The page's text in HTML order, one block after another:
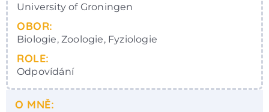
University of Groningen
OBOR:
Biologie, Zoologie, Fyziologie
ROLE:
Odpovídání
O MNĚ: